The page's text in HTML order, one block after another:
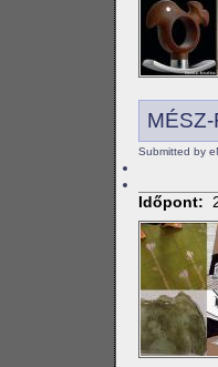
Submitted by
Időpont: